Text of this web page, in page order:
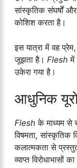
सांस्कृतिक संघर्षों
कोशिश करता है।
इस यात्रा में वह
जूझता है। Flesh में
उकेरा गया है।
आधुनिक
Flesh के माध्यम से
विषमता, सांस्कृतिक
कलात्मकता से
व्याप्त विरोधाभासों